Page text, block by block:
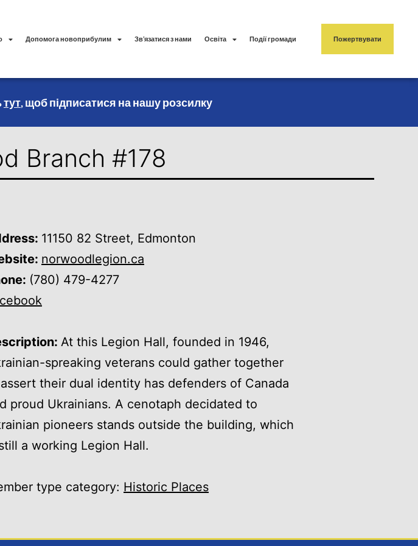
Допомога новоприбулим Зв’язатися з нами Освіта Події громади Пожертвувати
тут, щоб підписатися на нашу розсилку
Branch #178
11150 82 Street, Edmonton
norwoodlegion.ca
(780) 479-4277
At this Legion Hall, founded in 1946,
spreaking veterans could gather together
their dual identity has defenders of Canada
proud Ukrainians. A cenotaph decidated to
pioneers stands outside the building, which
a working Legion Hall.
type category: Historic Places